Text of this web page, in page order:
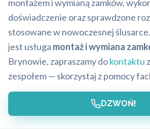
montażem i wymianą zamków,
doświadczenie oraz sprawdzone
stosowane w nowoczesnej
jest usługa montaż i wymiana
Brynowie, zapraszamy dokontaktu
zespołem — skorzystaj z pomocy
DZWOŃ!